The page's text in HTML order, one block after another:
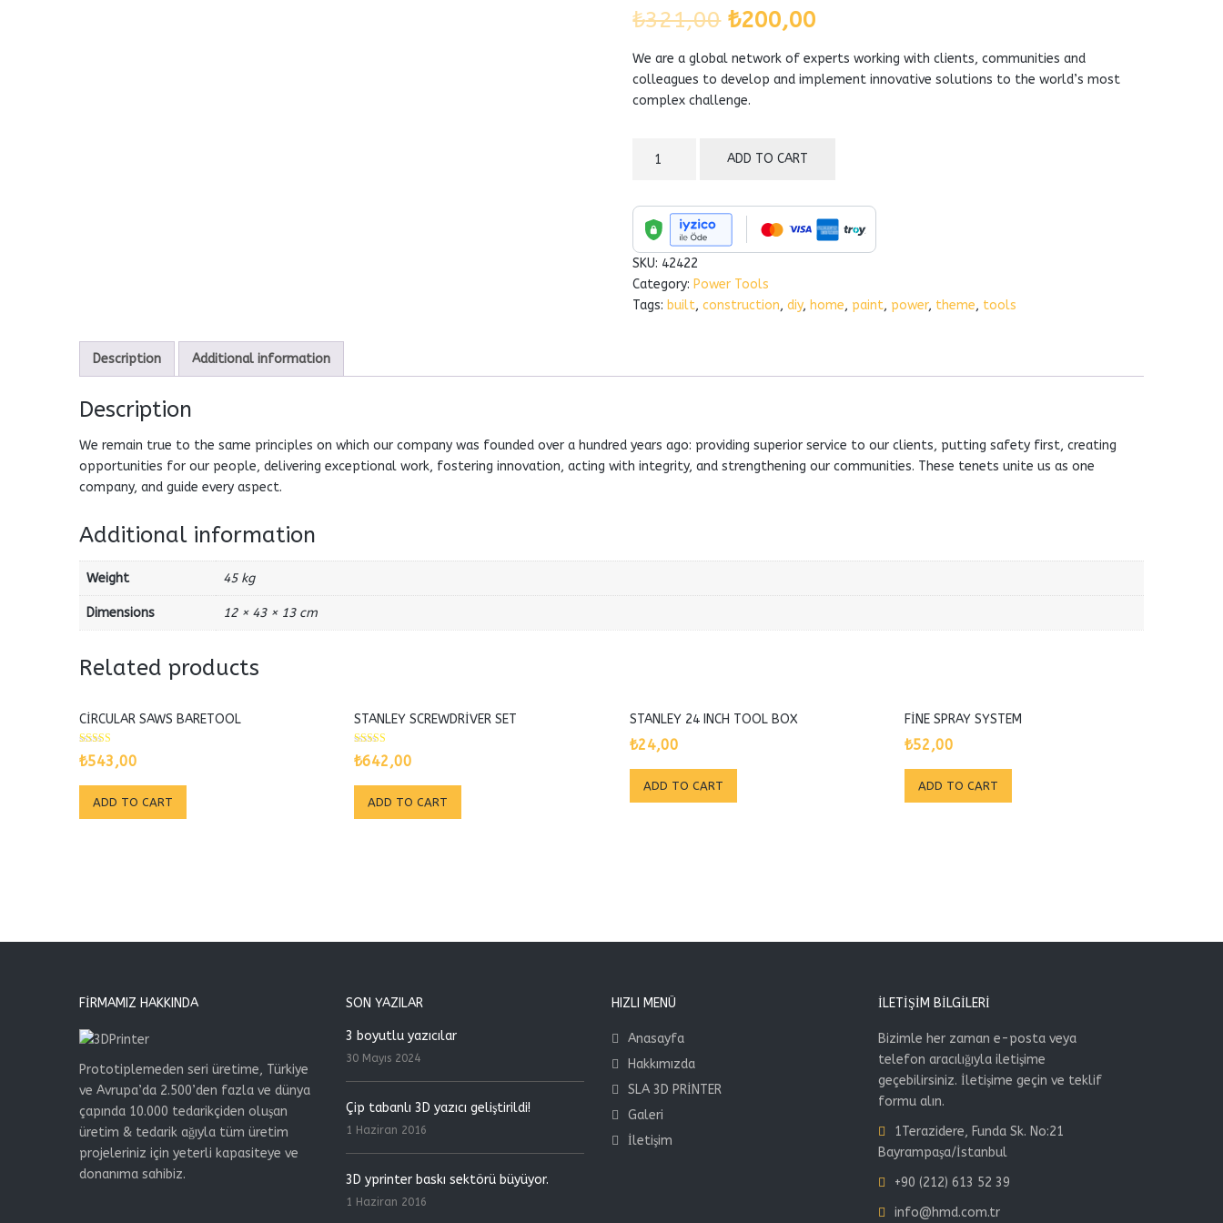
Rated
4.00out
on
1
customer
rating
₺321,00 Original
price
was:
₺200,00
price
is:
We are a global network of experts working with clients, communities and
colleagues to develop and implement innovative solutions to the world’s most
complex challenge.
Saws
ADD TO CART
SKU: 42422
Category: Power Tools
Tags: built,construction,diy, home, paint, power, theme, tools
Description Additional information
Description
We remain true to the same principles on which our company was founded over a hundred years ago: providing superior service to our clients, putting safety first, creating
opportunities for our people, delivering exceptional work, fostering innovation, acting with integrity, and strengthening our communities. These tenets unite us as one
company, and guide every aspect.
Additional information
Weight 45 kg
Dimensions 12 × 43 × 13 cm
Related products
CIRCULAR SAWS BARETOOL
Rated
5.00
₺543,00
ADD TO CART
STANLEY SCREWDRIVER SET
Rated
3.00
₺642,00
ADD TO CART
STANLEY 24 INCH TOOL BOX
₺24,00
ADD TO CART
FINE SPRAY SYSTEM
₺52,00
ADD TO CART
FIRMAMIZ HAKKINDA
Prototiplemeden seri üretime, Türkiye
ve Avrupa’da 2.500’den fazla ve dünya
çapında 10.000 tedarikçiden oluşan
üretim & tedarik ağıyla tüm üretim
projeleriniz için yeterli kapasiteye ve
donanıma sahibiz.
SON YAZILAR
3 boyutlu yazıcılar
30 Mayıs 2024
Çip tabanlı 3D yazıcı geliştirildi!
1 Haziran 2016
3D yprinter baskı sektörü büyüyor.
1 Haziran 2016
HIZLI MENÜ
Anasayfa
Hakkımızda
SLA 3D PRİNTER
Galeri
İletişim
İLETIŞIM BILGILERI
Bizimle her zaman e-posta veya
telefon aracılığıyla iletişime
geçebilirsiniz. İletişime geçin ve teklif
formu alın.
1Terazidere, Funda Sk. No:21
Bayrampaşa/İstanbul
+90 (212) 613 52 39
info@hmd.com.tr